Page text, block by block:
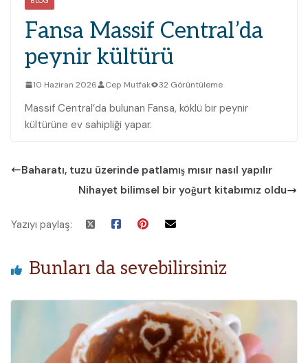
Fansa Massif Central’da
peynir kültürü
10 Haziran 2026 Cep Mutfak 32 Görüntüleme
Massif Central’da bulunan Fansa, köklü bir peynir
kültürüne ev sahipliği yapar.
Baharatı, tuzu üzerinde patlamış mısır nasıl yapılır
Nihayet bilimsel bir yoğurt kitabımız oldu
Yazıyı paylaş:
Bunları da sevebilirsiniz